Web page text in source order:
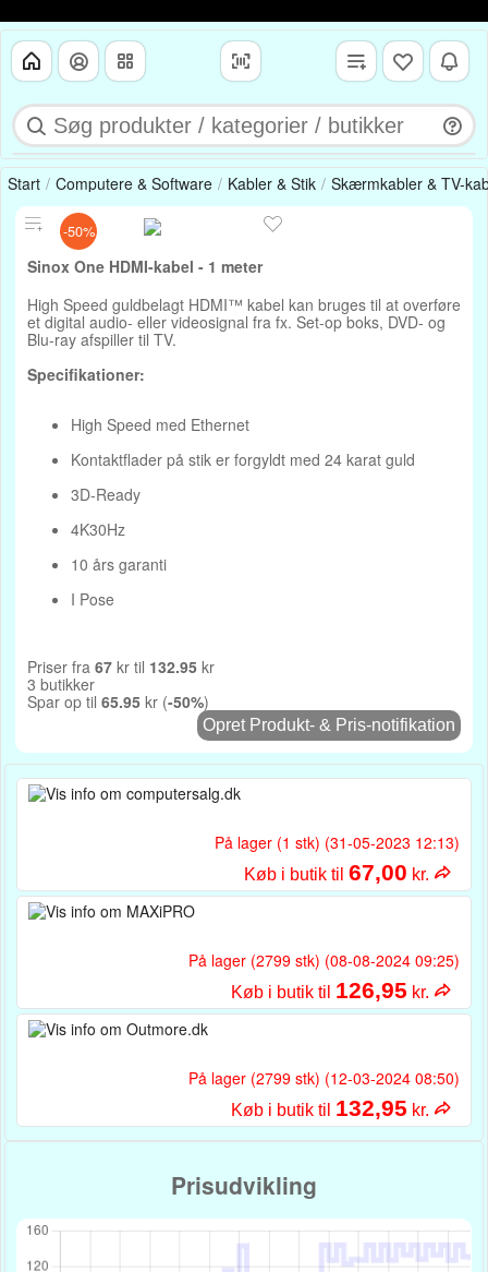
Start Computere & Software Kabler & Stik Skærmkabler & TV-
-50%
Sinox One HDMI-kabel - 1 meter
High Speed guldbelagt HDMI™ kabel kan bruges til at overføre
et digital audio- eller videosignal fra fx. Set-op boks, DVD- og
Blu-ray afspiller til TV.
Specifikationer:
High Speed med Ethernet
Kontaktflader på stik er forgyldt med 24 karat guld
3D-Ready
4K30Hz
10 års garanti
I Pose
Priser fra 67 kr til 132.95 kr
3 butikker
Spar op til 65.95 kr (-50%)
Opret Produkt- & Pris-notifikation
På lager (1 stk) (31-05-2023 12:13)
Køb i butik til 67,00 kr.
På lager (2799 stk) (08-08-2024 09:25)
Køb i butik til 126,95 kr.
På lager (2799 stk) (12-03-2024 08:50)
Køb i butik til 132,95 kr.
Prisudvikling